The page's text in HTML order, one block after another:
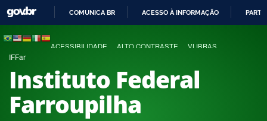
COMUNICA BR ACESSO À INFORMAÇÃO
ACESSIBILIDADE ALTO CONTRASTE VLIBRAS
IFFar
Instituto Federal
Farroupilha